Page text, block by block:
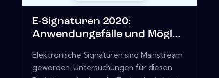
E-Signaturen 2020:
Anwendungsfälle und Mögl...
Elektronische Signaturen sind Mainstream
geworden. Untersuchungen für diesen